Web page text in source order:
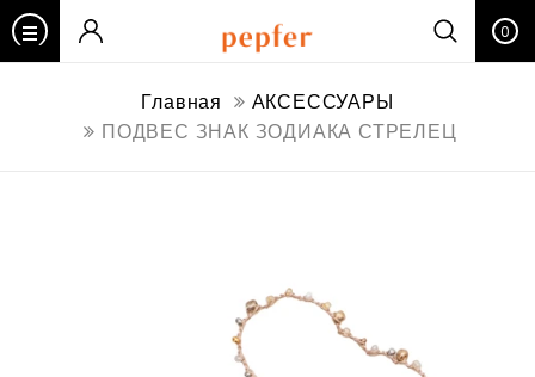
0
Главная
АКСЕССУАРЫ
ПОДВЕС ЗНАК ЗОДИАКА СТРЕЛЕЦ